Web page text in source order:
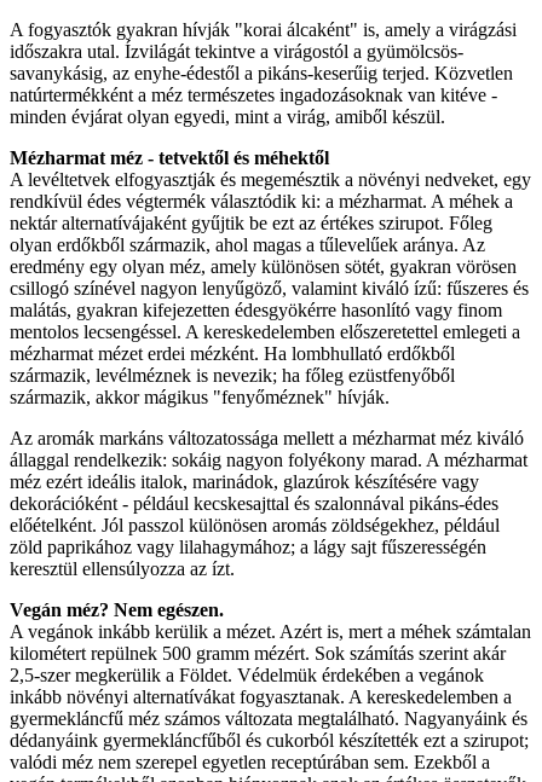
A fogyasztók gyakran hívják "korai álcaként" is, amely a virágzási
időszakra utal. Ízvilágát tekintve a virágostól a gyümölcsös-
savanykásig, az enyhe-édestől a pikáns-keserűig terjed. Közvetlen
natúrtermékként a méz természetes ingadozásoknak van kitéve -
minden évjárat olyan egyedi, mint a virág, amiből készül.
Mézharmat méz - tetvektől és méhektől
A levéltetvek elfogyasztják és megemésztik a növényi nedveket, egy
rendkívül édes végtermék választódik ki: a mézharmat. A méhek a
nektár alternatívájaként gyűjtik be ezt az értékes szirupot. Főleg
olyan erdőkből származik, ahol magas a tűlevelűek aránya. Az
eredmény egy olyan méz, amely különösen sötét, gyakran vörösen
csillogó színével nagyon lenyűgöző, valamint kiváló ízű: fűszeres és
malátás, gyakran kifejezetten édesgyökérre hasonlító vagy finom
mentolos lecsengéssel. A kereskedelemben előszeretettel emlegeti a
mézharmat mézet erdei mézként. Ha lombhullató erdőkből
származik, levélméznek is nevezik; ha főleg ezüstfenyőből
származik, akkor mágikus "fenyőméznek" hívják.
Az aromák markáns változatossága mellett a mézharmat méz kiváló
állaggal rendelkezik: sokáig nagyon folyékony marad. A mézharmat
méz ezért ideális italok, marinádok, glazúrok készítésére vagy
dekorációként - például kecskesajttal és szalonnával pikáns-édes
előételként. Jól passzol különösen aromás zöldségekhez, például
zöld paprikához vagy lilahagymához; a lágy sajt fűszerességén
keresztül ellensúlyozza az ízt.
Vegán méz? Nem egészen.
A vegánok inkább kerülik a mézet. Azért is, mert a méhek számtalan
kilométert repülnek 500 gramm mézért. Sok számítás szerint akár
2,5-szer megkerülik a Földet. Védelmük érdekében a vegánok
inkább növényi alternatívákat fogyasztanak. A kereskedelemben a
gyermekláncfű méz számos változata megtalálható. Nagyanyáink és
dédanyáink gyermekláncfűből és cukorból készítették ezt a szirupot;
valódi méz nem szerepel egyetlen receptúrában sem. Ezekből a